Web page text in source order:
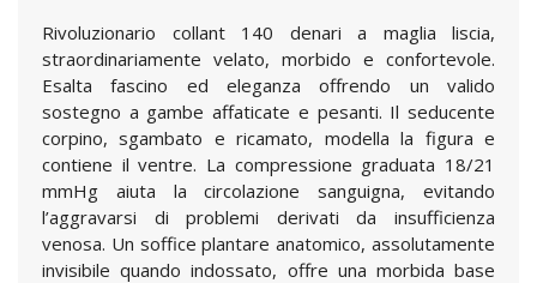
Rivoluzionario collant 140 denari a maglia liscia,
straordinariamente velato, morbido e confortevole.
Esalta fascino ed eleganza offrendo un valido
sostegno a gambe affaticate e pesanti. Il seducente
corpino, sgambato e ricamato, modella la figura e
contiene il ventre. La compressione graduata 18/21
mmHg aiuta la circolazione sanguigna, evitando
l’aggravarsi di problemi derivati da insufficienza
venosa. Un soffice plantare anatomico, assolutamente
invisibile quando indossato, offre una morbida base